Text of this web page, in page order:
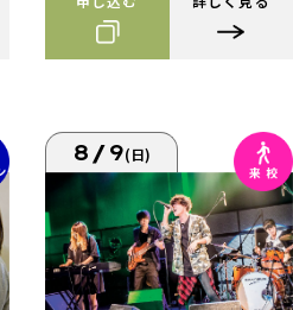
8/9(日)